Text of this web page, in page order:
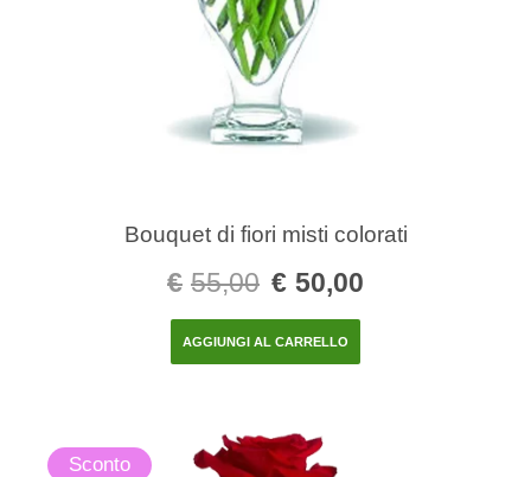
Bouquet di fiori misti colorati
€ 55,00 € 50,00
AGGIUNGI AL CARRELLO
Sconto